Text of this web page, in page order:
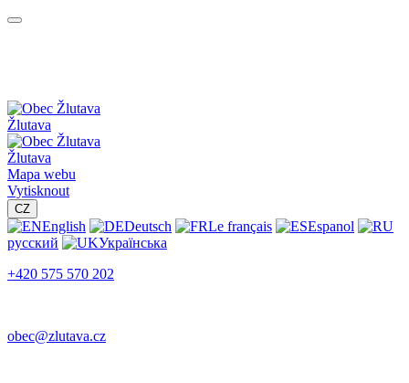
Žlutava
Žlutava
Mapa webu
Vytisknout
CZ
English Deutsch Le français
Espanol
русский
Українська
+420 575 570 202
obec@zlutava.cz